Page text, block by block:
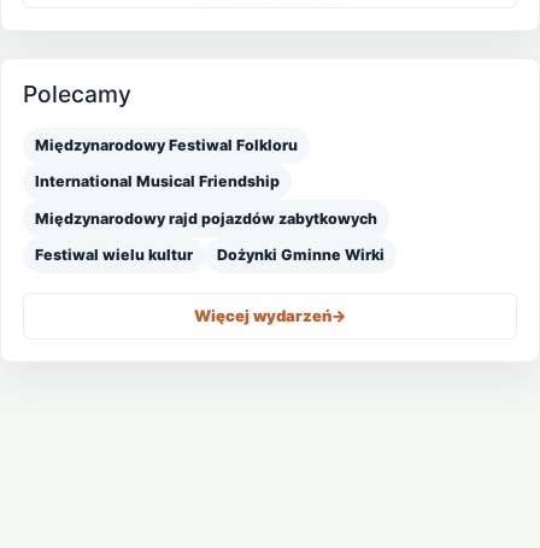
Polecamy
Międzynarodowy Festiwal Folkloru
International Musical Friendship
Międzynarodowy rajd pojazdów zabytkowych
Festiwal wielu kultur Dożynki Gminne Wirki
Więcej wydarzeń->